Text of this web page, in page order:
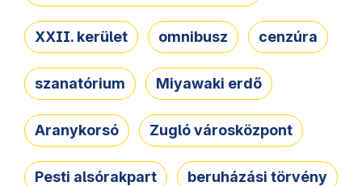
XXII. kerület omnibusz cenzúra
szanatórium Miyawaki erdő
Aranykorsó Zugló városközpont
Pesti alsórakpart beruházási törvény